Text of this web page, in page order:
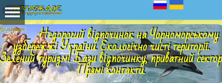
Недорогий відпочинок на Чорноморському
узбережжі України. Екологічно чисті території.
туризм! Бази відпочинку, приватний
Прямі контакти.